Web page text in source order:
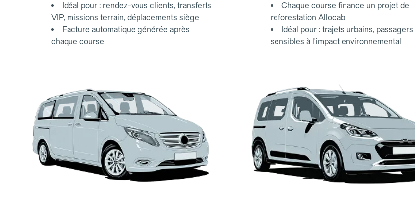
Idéal pour : rendez-vous clients, transferts
VIP, missions terrain, déplacements siège
Facture automatique générée après
chaque course
Chaque course finance un projet de
reforestation Allocab
Idéal pour : trajets urbains, passagers
sensibles à l'impact environnemental